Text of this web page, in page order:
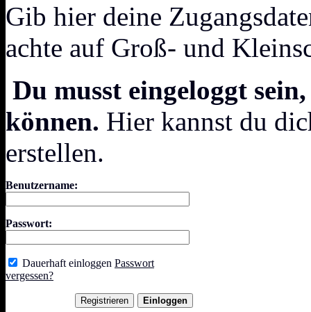
Gib hier deine
achte auf Groß- und
Du musst eingeloggt
können. Hier kannst du
erstellen.
Benutzername:
Passwort:
Dauerhaft einloggen Passwort
vergessen?